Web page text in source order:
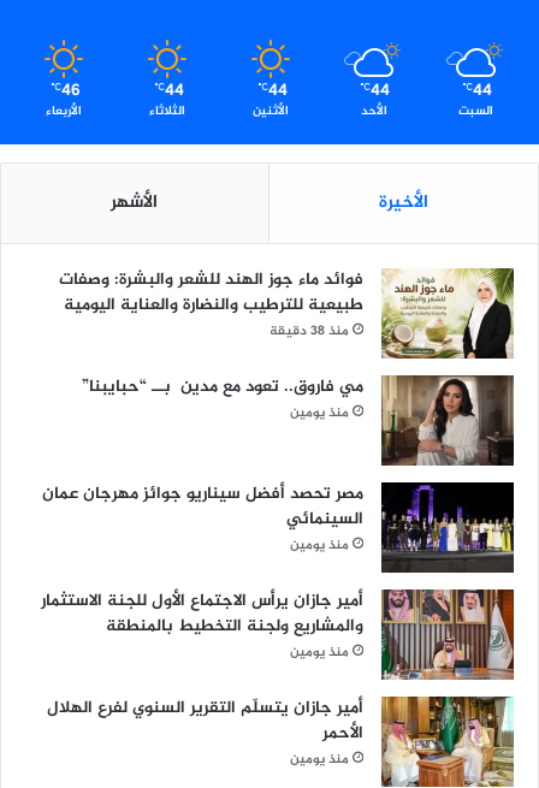
44
℃
السبت
44
℃
الأحد
44
℃
الأثنين
44
℃
الثلاثاء
46
℃
الأربعاء
الأخيرة الأشهر
فوائد ماء جوز الهند للشعر والبشرة: وصفات
طبيعية للترطيب والنضارة والعناية اليومية
منذ 38 دقيقة
مي فاروق.. تعود مع مدين بــ “حبايبنا”
منذ يومين
مصر تحصد أفضل سيناريو جوائز مهرجان عمان
السينمائي
منذ يومين
أمير جازان يرأس الاجتماع الأول للجنة الاستثمار
والمشاريع ولجنة التخطيط بالمنطقة
منذ يومين
أمير جازان يتسلّم التقرير السنوي لفرع الهلال
الأحمر
منذ يومين